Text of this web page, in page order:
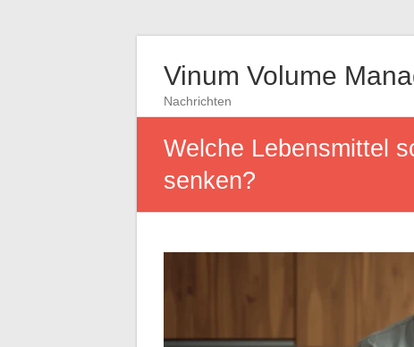
Vinum Volume
Nachrichten
Welche Lebensmittel
senken?